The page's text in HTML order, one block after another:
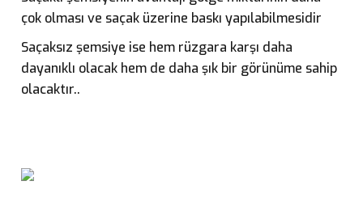
çok olması ve saçak üzerine baskı yapılabilmesidir
Saçaksız şemsiye ise hem rüzgara karşı daha
dayanıklı olacak hem de daha şık bir görünüme sahip
olacaktır..